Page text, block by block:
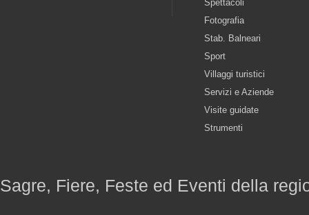
Spettacoli
Fotografia
Stab. Balneari
Sport
Villaggi turistici
Servizi e Aziende
Visite guidate
Strumenti
Sagre, Fiere, Feste ed Eventi della